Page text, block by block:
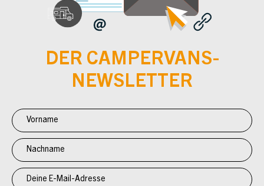
DER CAMPERVANS-
NEWSLETTER
Newsletter
Anmeldung
CV